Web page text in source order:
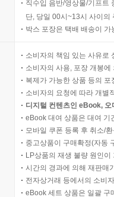
직수입 음반/영상물/기프트
단, 당일 00시~13시 사이의
박스 포장은 택배 배송이
소비자의 책임 있는 사유로
소비자의 사용, 포장 개봉
복제가 가능한 상품 등의
소비자의 요청에 따라 개별
디지털 컨텐츠인 eBook,
eBook 대여 상품은 대여 기
모바일 쿠폰 등록 후 취소/
중고상품이 구매확정(자동
LP상품의 재생 불량 원인
시간의 경과에 의해 재판매
전자상거래 등에서의 소비
eBook 세트 상품은 일괄 구